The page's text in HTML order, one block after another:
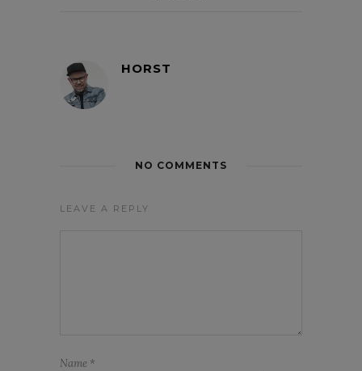
HORST
NO COMMENTS
LEAVE A REPLY
Name *